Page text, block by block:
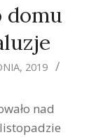
domu
2019
nad